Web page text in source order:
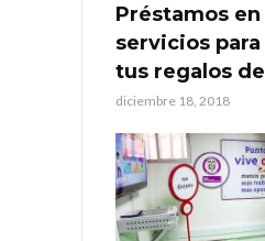
Préstamos en
servicios
tus regalos
diciembre 18, 2018